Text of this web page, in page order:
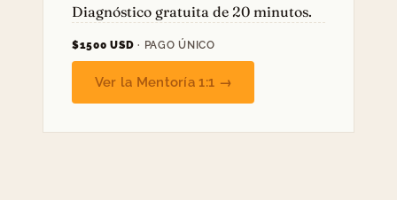
Diagnóstico gratuita de 20 minutos.
$1500 USD · PAGO ÚNICO
Ver la Mentoría 1:1 →